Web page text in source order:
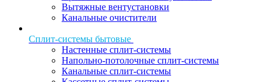
Вытяжные вентустановки
Канальные очистители
Сплит-системы бытовые
Настенные сплит-системы
Напольно-потолочные сплит-системы
Канальные сплит-системы